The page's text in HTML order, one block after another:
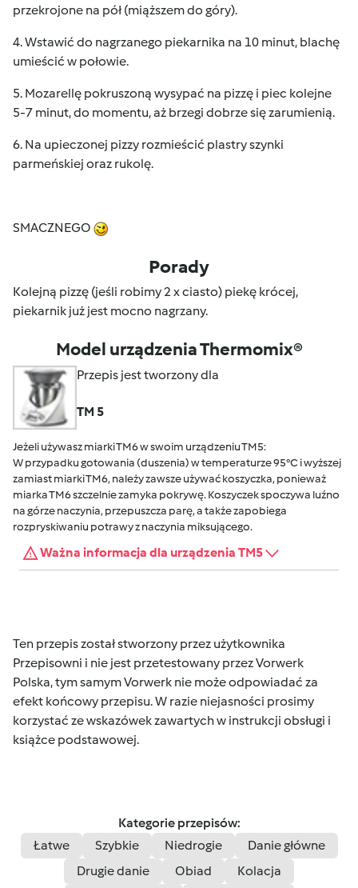
przekrojone na pół (miąższem do góry).
4. Wstawić do nagrzanego piekarnika na 10 minut, blachę
umieścić w połowie.
5. Mozarellę pokruszoną wysypać na pizzę i piec kolejne
5-7 minut, do momentu, aż brzegi dobrze się zarumienią.
6. Na upieczonej pizzy rozmieścić plastry szynki
parmeńskiej oraz rukolę.
SMACZNEGO
Porady
Kolejną pizzę (jeśli robimy 2 x ciasto) piekę krócej,
piekarnik już jest mocno nagrzany.
Model urządzenia Thermomix®
Przepis jest tworzony dla
TM 5
Jeżeli używasz miarki TM6 w swoim urządzeniu TM5:
W przypadku gotowania (duszenia) w temperaturze 95°C i wyższej
zamiast miarki TM6, należy zawsze używać koszyczka, ponieważ
miarka TM6 szczelnie zamyka pokrywę. Koszyczek spoczywa luźno
na górze naczynia, przepuszcza parę, a także zapobiega
rozpryskiwaniu potrawy z naczynia miksującego.
Ważna informacja dla urządzenia TM5
Ten przepis został stworzony przez użytkownika
Przepisowni i nie jest przetestowany przez Vorwerk
Polska, tym samym Vorwerk nie może odpowiadać za
efekt końcowy przepisu. W razie niejasności prosimy
korzystać ze wskazówek zawartych w instrukcji obsługi i
książce podstawowej.
Kategorie przepisów:
Łatwe
Szybkie Niedrogie
Danie główne
Drugie danie
Obiad
Kolacja